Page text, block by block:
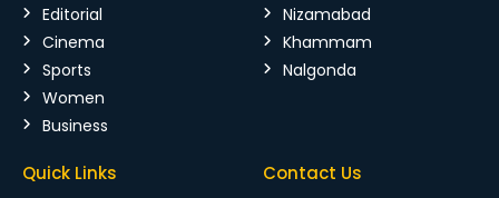
Editorial
Cinema
Sports
Women
Business
Nizamabad
Khammam
Nalgonda
Quick Links Contact Us